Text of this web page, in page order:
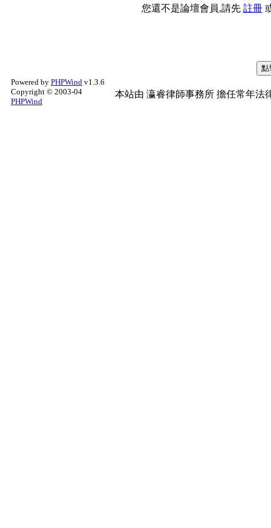
您還不是論壇會員,請先 註冊
Powered by PHPWind v1.3.6
Copyright © 2003-04
PHPWind
本站由 瀛睿律師事務所 擔任常年法